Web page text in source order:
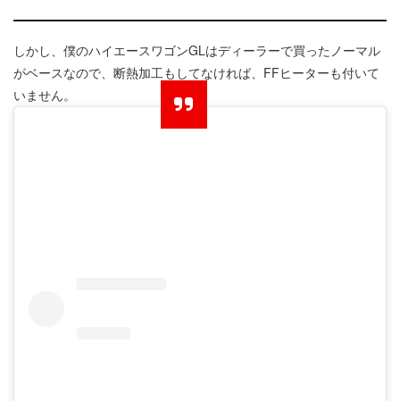
しかし、僕のハイエースワゴンGLはディーラーで買ったノーマル
がベースなので、断熱加工もしてなければ、FFヒーターも付いて
いません。